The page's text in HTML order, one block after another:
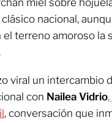
miel sobre
nacional,
terreno amoroso la
.
viral un intercambio
con Nailea Vidrio
, conversación que